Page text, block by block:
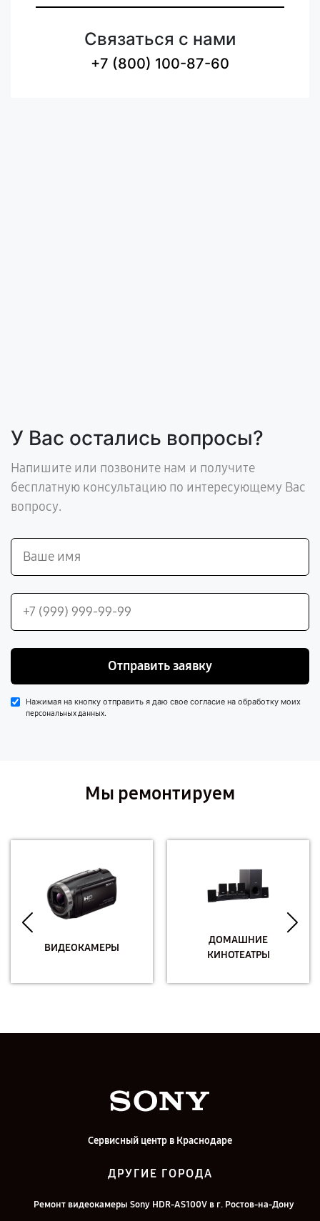
Связаться с нами
+7 (800) 100-87-60
У Вас остались вопросы?
Напишите или позвоните нам и получите
бесплатную консультацию по интересующему Вас
вопросу.
Отправить заявку
Нажимая на кнопку отправить я даю свое согласие на обработку моих
персональных данных.
Мы ремонтируем
ВИДЕОКАМЕРЫ
ДОМАШНИЕ
КИНОТЕАТРЫ
Сервисный центр в Краснодаре
ДРУГИЕ ГОРОДА
Ремонт видеокамеры Sony HDR-AS100V в г. Ростов-на-Дону